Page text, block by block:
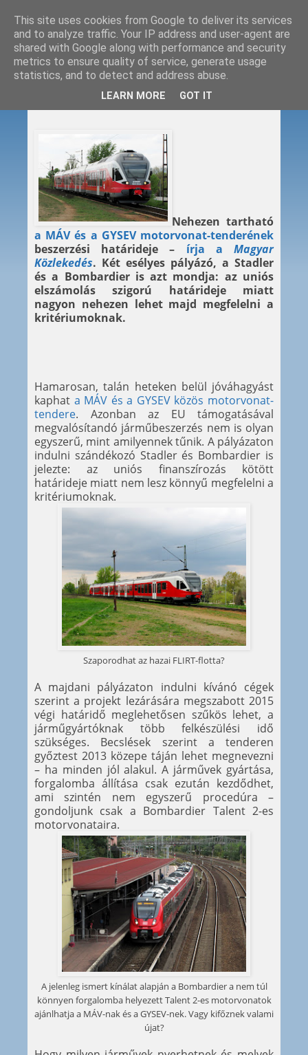
2012. 11. 07.
Szűkös a határidő
Nehezen tartható
a MÁV és a GYSEV motorvonat-tenderének
beszerzési határideje – írja aMagyar
Közlekedés. Két esélyes pályázó, a Stadler
és a Bombardier is azt mondja: az uniós
elszámolás szigorú határideje miatt
nagyon nehezen lehet majd megfelelni a
kritériumoknak.
Hamarosan, talán heteken belül jóváhagyást
kaphat a MÁV és a GYSEV közös motorvonat-
tendere. Azonban az EU támogatásával
megvalósítandó járműbeszerzés nem is olyan
egyszerű, mint amilyennek tűnik. A pályázaton
indulni szándékozó Stadler és Bombardier is
jelezte: az uniós finanszírozás kötött
határideje miatt nem lesz könnyű megfelelni a
kritériumoknak.
Szaporodhat az hazai FLIRT-flotta?
A majdani pályázaton indulni kívánó cégek
szerint a projekt lezárására megszabott 2015
végi határidő meglehetősen szűkös lehet, a
járműgyártóknak több felkészülési idő
szükséges. Becslések szerint a tenderen
győztest 2013 közepe táján lehet megnevezni
– ha minden jól alakul. A járművek gyártása,
forgalomba állítása csak ezután kezdődhet,
ami szintén nem egyszerű procedúra –
gondoljunk csak a Bombardier Talent 2-es
motorvonataira.
A jelenleg ismert kínálat alapján a Bombardier a nem túl
könnyen forgalomba helyezett Talent 2-es motorvonatok
ajánlhatja a MÁV-nak és a GYSEV-nek. Vagy kifőznek valami
újat?
This site uses cookies from Google to deliver its services
and to analyze traffic. Your IP address and user-agent are
shared with Google along with performance and security
metrics to ensure quality of service, generate usage
statistics, and to detect and address abuse.
LEARN MORE GOT IT